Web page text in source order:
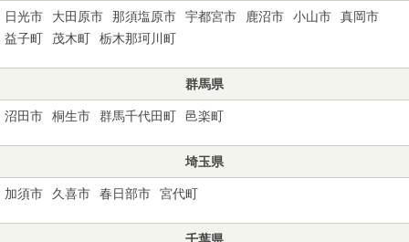
日光市 大田原市 那須塩原市 宇都宮市 鹿沼市 小山市
真岡市
益子町
茂木町 栃木那珂川町
群馬県
沼田市 桐生市 群馬千代田町 邑楽町
埼玉県
加須市 久喜市 春日部市 宮代町
千葉県